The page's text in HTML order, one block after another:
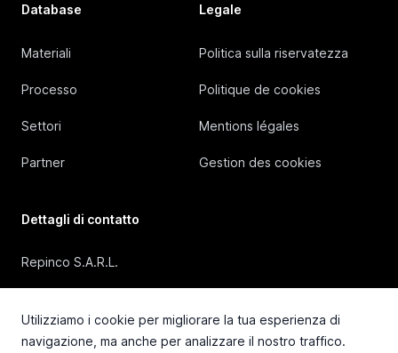
Utilizziamo i cookie per migliorare la tua esperienza di
navigazione, ma anche per analizzare il nostro traffico.
Database
Materiali
Processo
Settori
Partner
Legale
Politica sulla riservatezza
Politique de cookies
Mentions légales
Gestion des cookies
Dettagli di contatto
Repinco S.A.R.L.
+33 4 72 36 87 87